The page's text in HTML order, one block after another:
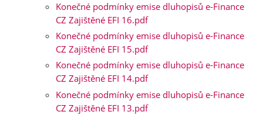
Konečné podmínky emise dluhopisů e-Finance
CZ Zajištěné EFI 16.pdf
Konečné podmínky emise dluhopisů e-Finance
CZ Zajištěné EFI 15.pdf
Konečné podmínky emise dluhopisů e-Finance
CZ Zajištěné EFI 14.pdf
Konečné podmínky emise dluhopisů e-Finance
CZ Zajištěné EFI 13.pdf